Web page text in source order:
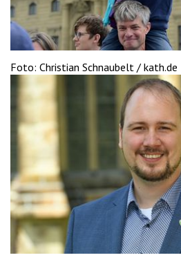
Foto: Christian Schnaubelt / kath.de